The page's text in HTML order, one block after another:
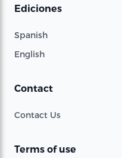
Ediciones
Spanish
English
Contact
Contact Us
Terms of use